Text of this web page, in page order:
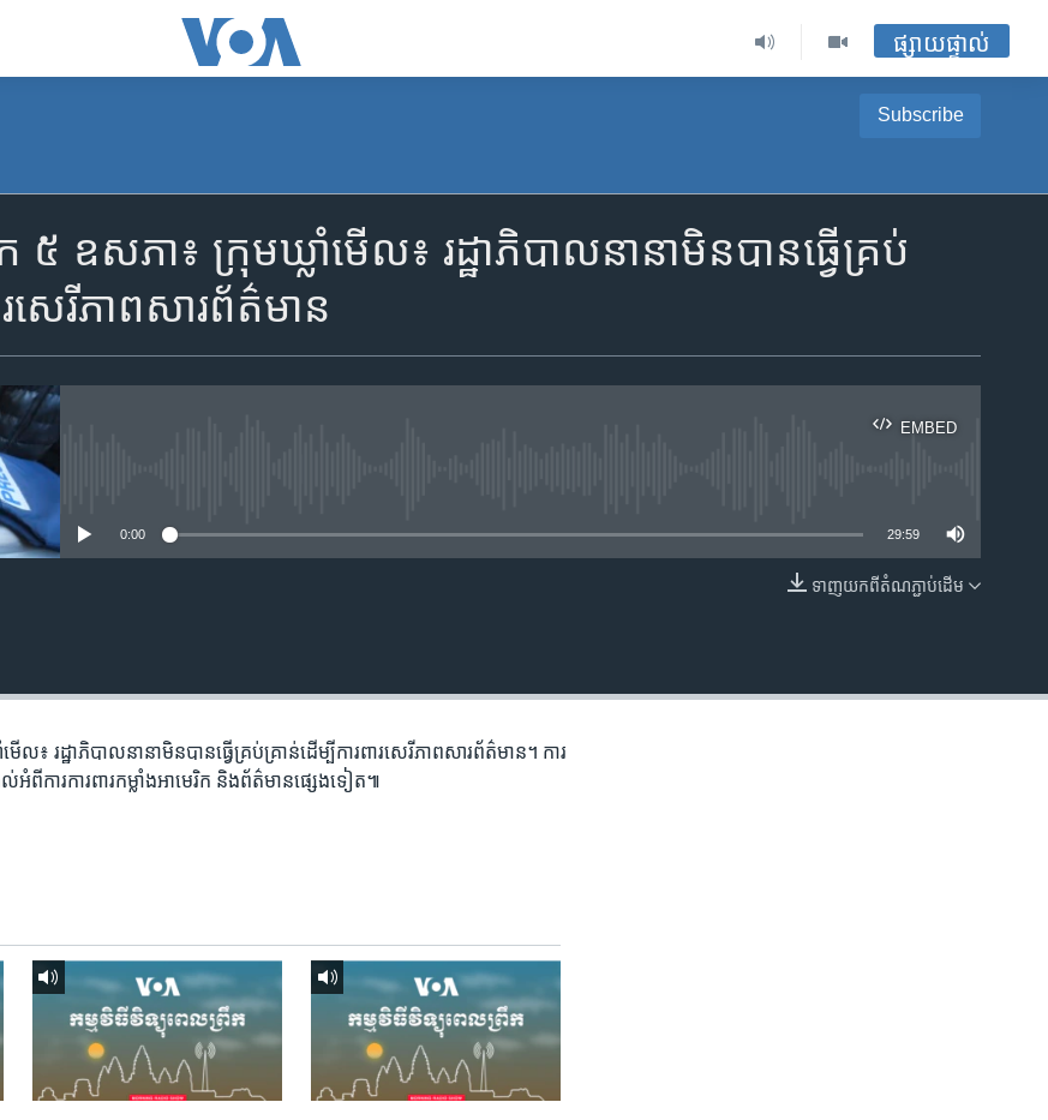
ផ្សាយផ្ទាល់
Subscribe
Apple Podcasts
ឧសភា៖ ក្រុម​ឃ្លាំមើល៖ រដ្ឋាភិបាល​នានា​មិនបាន​ធ្វើ​គ្រប់
រ​សេរីភាព​សារព័ត៌មាន
EMBED
EMBED
0:00 29:59
ទាញ​យក​ពី​តំណភ្ជាប់​ដើម
ើល៖ រដ្ឋាភិបាល​នានា​មិនបាន​ធ្វើ​គ្រប់គ្រាន់​ដើម្បី​ការពារ​សេរីភាព​សារព័ត៌មាន។ ការ​
អំពី​ការ​ការពារ​កម្លាំង​អាមេរិក និងព័ត៌មាន​ផ្សេងទៀត៕